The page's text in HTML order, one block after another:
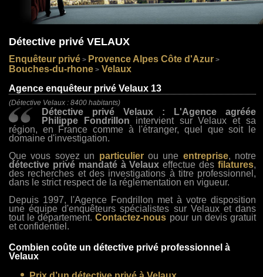
Détective privé VELAUX
Enquêteur privé > Provence Alpes Côte d'Azur >
Bouches-du-rhone > Velaux
Agence enquêteur privé Velaux 13
(Détective Velaux : 8400 habitants)
Détective privé Velaux : L'Agence agréée
Philippe Fondrillon intervient sur Velaux et sa
région, en France comme à l'étranger, quel que soit le
domaine d'investigation.
Que vous soyez un particulierou une entreprise, notre
détective privé mandaté à Velaux effectue desfilatures,
des recherches et des investigations à titre professionnel,
dans le strict respect de la réglementation en vigueur.
Depuis 1997, l'Agence Fondrillon met à votre disposition
une équipe d'enquêteurs spécialistes sur Velaux et dans
tout le département.Contactez-nous pour un devis gratuit
et confidentiel.
Combien coûte un détective privé professionnel à
Velaux